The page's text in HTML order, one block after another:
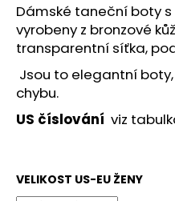
Dámské taneční boty
vyrobeny z bronzové
transparentní síťka,
Jsou to elegantní
chybu.
US číslování viz
VELIKOST US-EU ŽENY
D
o
p
o
č
u